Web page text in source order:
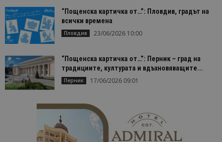
“Пощенска картичка от…”: Пловдив, градът на
всички времена
Пловдив 23/06/2026 10:00
“Пощенска картичка от…”: Перник – град на
традициите, културата и вдъхновяващите...
Перник 17/06/2026 09:01